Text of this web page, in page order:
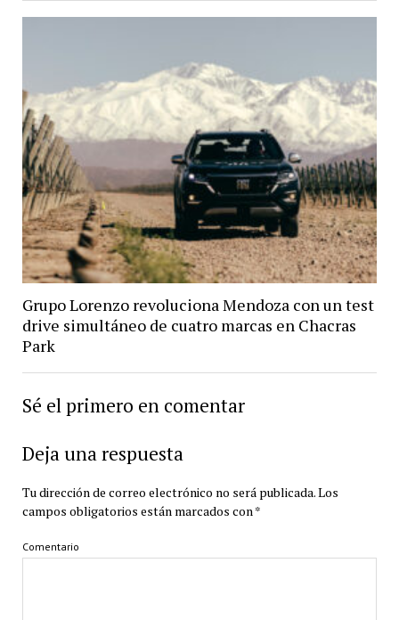
Grupo Lorenzo revoluciona Mendoza con un test
drive simultáneo de cuatro marcas en Chacras
Park
Sé el primero en comentar
Deja una respuesta
Tu dirección de correo electrónico no será publicada.Los
campos obligatorios están marcados con*
Comentario